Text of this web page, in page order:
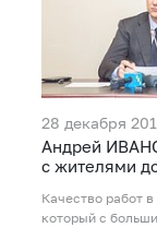
28 декабря
Андрей
с жителями
Качество работ
который с